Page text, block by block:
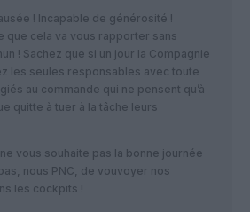
! Incapable de générosité !
que cela va vous rapporter sans
! Sachez que si un jour la Compagnie
les seules responsables avec toute
au commande qui ne pensent qu’à
quitte à tuer à la tâche leurs
vous souhaite pas la bonne journée
nous PNC, de vouvoyer nos
les cockpits !